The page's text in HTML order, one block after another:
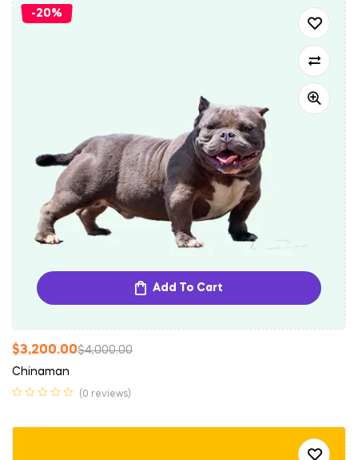
-20%
Add To Cart
$4,000.00
$3,200.00
Chinaman
(0 reviews)